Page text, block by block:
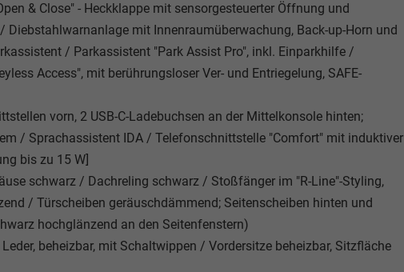
& Close" - Heckklappe mit sensorgesteuerter Öffnung und
mit Innenraumüberwachung, Back-up-Horn und
/ Parkassistent "Park Assist Pro", inkl. Einparkhilfe /
Access", mit berührungsloser Ver- und Entriegelung, SAFE-
vorn, 2 USB-C-Ladebuchsen an der Mittelkonsole hinten;
/ Sprachassistent IDA / Telefonschnittstelle "Comfort" mit induktiver
bis zu 15 W]
schwarz / Dachreling schwarz / Stoßfänger im "R-Line"-Styling,
/ Türscheiben geräuschdämmend; Seitenscheiben hinten und
hochglänzend an den Seitenfenstern)
beheizbar, mit Schaltwippen / Vordersitze beheizbar, Sitzfläche